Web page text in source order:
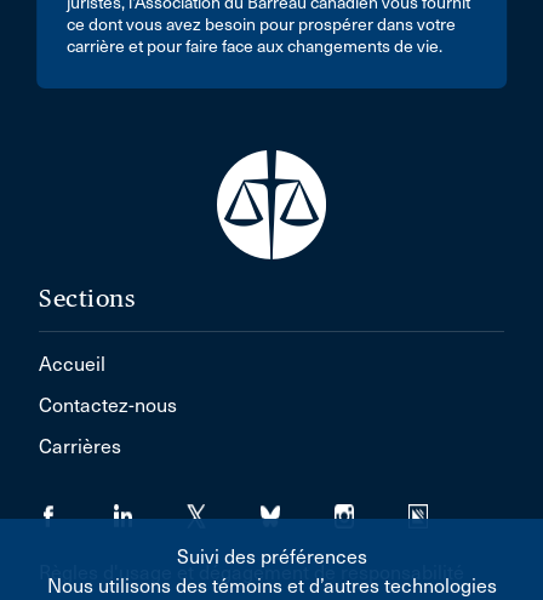
ce dont vous avez besoin pour prospérer dans votre
carrière et pour faire face aux changements de vie.
Sections
Accueil
Contactez-nous
Carrières
Règles d'usage et dégagement de responsabilité
Suivi des préférences
Nous utilisons des témoins et d’autres technologies